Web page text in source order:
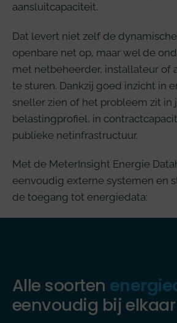
aansluitcapaciteit.
Dat levert niet zelf de
openbare net op, maar wel de
met netbeheerder, installateur of
te sturen. Dankzij goed inzicht in
sneller zien of het probleem zit in
belastingprofiel, in
publieke netinfrastructuur.
Met de MeterInsight Energie
eenvoudig externe systemen en
de toegang tot energiedata:
Alle soorten
eenvoudig bij elkaar